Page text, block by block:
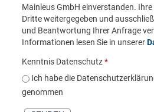
Mainleus GmbH einverstanden.
Dritte weitergegeben und
und Beantwortung Ihrer Anfrage
Informationen lesen Sie in unserer
Kenntnis Datenschutz*
Ich habe die
genommen